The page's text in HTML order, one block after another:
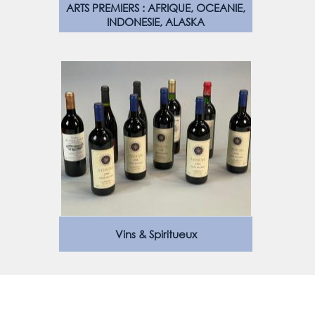
ARTS PREMIERS : AFRIQUE, OCEANIE,
INDONESIE, ALASKA
Vins & Spiritueux